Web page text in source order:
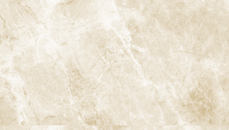
にも重要です。
10-2. 認知症との関連性
近年の研究では、歯周病と認知症の関連も指摘されています。口
腔内の炎症が脳に影響を及ぼし、認知機能の低下を招く可能性が
あるとされています。高齢者にとっては、歯の健康を維持すること
が、認知症予防にもつながるため、定期的な歯科受診が推奨され
ています。